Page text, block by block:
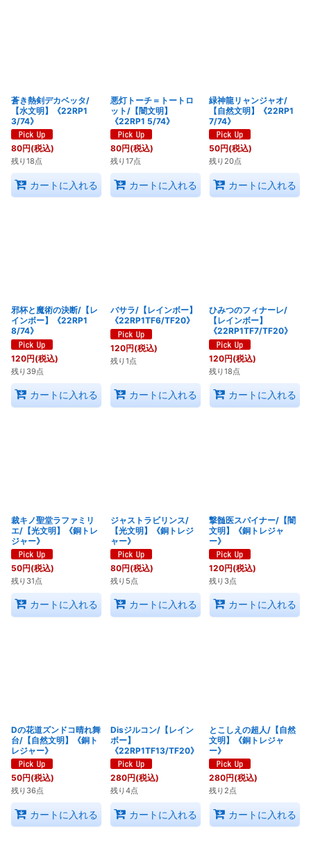
蒼き熱剣デカベッタ/
【水文明】《22RP1
3/74》
80円(税込)
残り18点
カートに入れる
悪灯トーチ＝トートロ
ット/【闇文明】
《22RP1 5/74》
80円(税込)
残り17点
カートに入れる
緑神龍リャンジャオ/
【自然文明】《22RP1
7/74》
50円(税込)
残り20点
カートに入れる
邪杯と魔術の決断/【レ
インボー】《22RP1
8/74》
120円(税込)
残り39点
カートに入れる
バサラ/【レインボー】
《22RP1TF6/TF20》
120円(税込)
残り1点
カートに入れる
ひみつのフィナーレ/
【レインボー】
《22RP1TF7/TF20》
120円(税込)
残り18点
カートに入れる
裁キノ聖堂ラファミリ
エ/【光文明】《銅トレ
ジャー》
50円(税込)
残り31点
カートに入れる
ジャストラビリンス/
【光文明】《銅トレジ
ャー》
80円(税込)
残り5点
カートに入れる
撃髄医スパイナー/【闇
文明】《銅トレジャ
ー》
120円(税込)
残り3点
カートに入れる
Dの花道ズンドコ晴れ舞
台/【自然文明】《銅ト
レジャー》
50円(税込)
残り36点
カートに入れる
Disジルコン/【レイン
ボー】
《22RP1TF13/TF20》
280円(税込)
残り4点
カートに入れる
とこしえの超人/【自然
文明】《銅トレジャ
ー》
280円(税込)
残り2点
カートに入れる